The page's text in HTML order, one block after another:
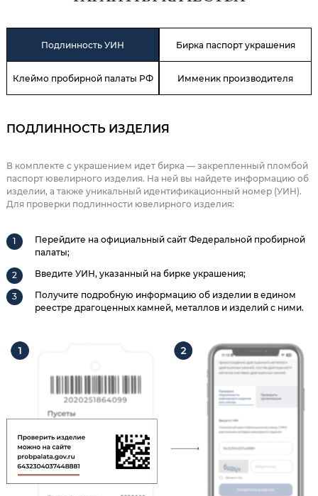
Подлинность УИН Бирка паспорт украшения
Клеймо пробирной палаты РФ Имменик производителя
ПОДЛИННОСТЬ ИЗДЕЛИЯ
В комплекте с украшением идет бирка — закрепленный пломбой
паспорт ювелирного изделия. На ней вы найдете информацию об
изделии, а также уникальный идентификационный номер (УИН).
Для проверки подлинности ювелирного изделия:
Перейдите на официальный сайт Федеральной пробирной
палаты;
Введите УИН, указанный на бирке украшения;
Получите подробную информацию об изделии в едином
реестре драгоценных камней, металлов и изделий с ними.